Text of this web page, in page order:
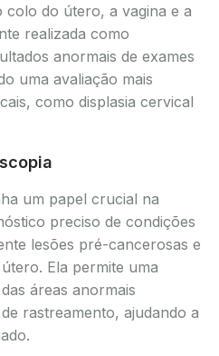
do útero, a vagina e a
realizada como
anormais de exames
uma avaliação mais
como displasia cervical
um papel crucial na
preciso de condições
lesões pré-cancerosas e
Ela permite uma
áreas anormais
rastreamento, ajudando a